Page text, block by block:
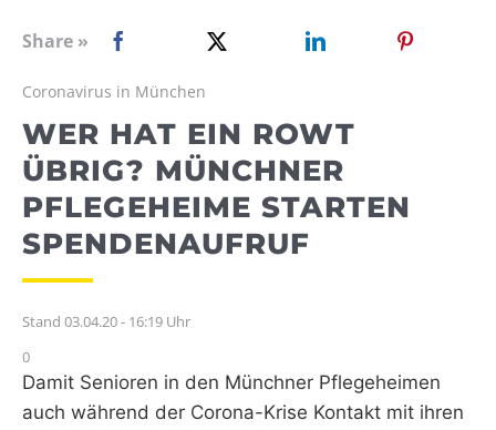
WEBRADIO
Share »
Coronavirus in München
WER HAT EIN ROWT
ÜBRIG? MÜNCHNER
PFLEGEHEIME STARTEN
SPENDENAUFRUF
Stand 03.04.20 - 16:19 Uhr
0
Damit Senioren in den Münchner Pflegeheimen
auch während der Corona-Krise Kontakt mit ihren